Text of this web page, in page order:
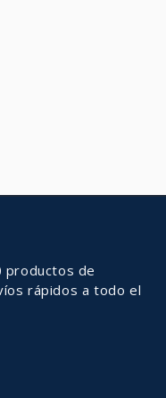
productos de
rápidos a todo el